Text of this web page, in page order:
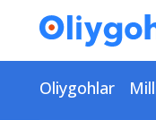
Oliygohlar